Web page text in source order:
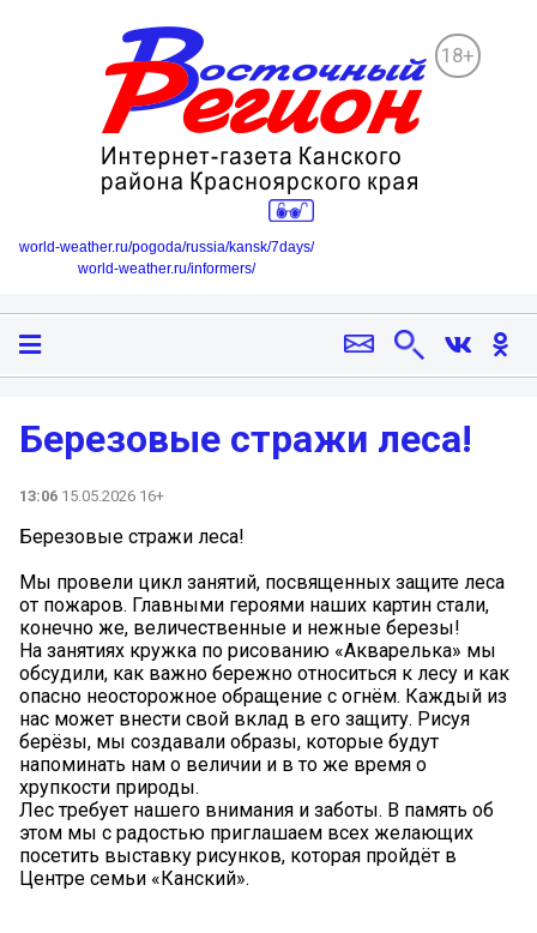
18+
world-weather.ru/pogoda/russia/kansk/7days/
world-weather.ru/informers/
Березовые стражи леса!
13:06 15.05.2026 16+
Березовые стражи леса!
Мы провели цикл занятий, посвященных защите леса
от пожаров. Главными героями наших картин стали,
конечно же, величественные и нежные березы!
На занятиях кружка по рисованию «Акварелька» мы
обсудили, как важно бережно относиться к лесу и как
опасно неосторожное обращение с огнём. Каждый из
нас может внести свой вклад в его защиту. Рисуя
берёзы, мы создавали образы, которые будут
напоминать нам о величии и в то же время о
хрупкости природы.
Лес требует нашего внимания и заботы. В память об
этом мы с радостью приглашаем всех желающих
посетить выставку рисунков, которая пройдёт в
Центре семьи «Канский».